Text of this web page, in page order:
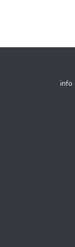
info